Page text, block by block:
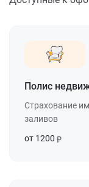
Полис
Страхование
заливов
от 1200